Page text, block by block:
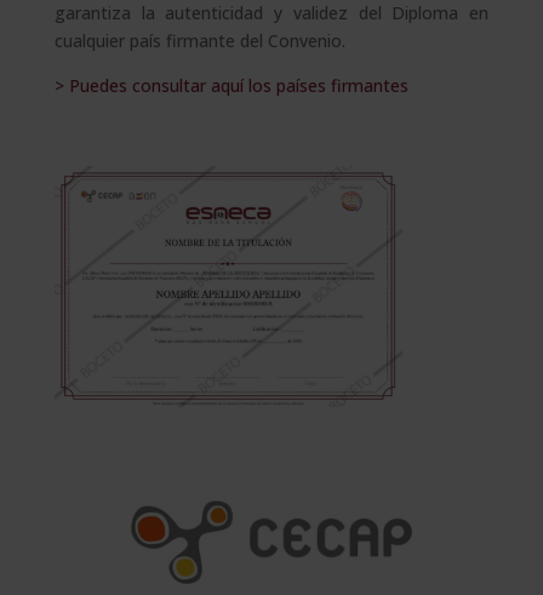
garantiza la autenticidad y validez del Diploma en
cualquier país firmante del Convenio.
> Puedes consultar aquí los países firmantes